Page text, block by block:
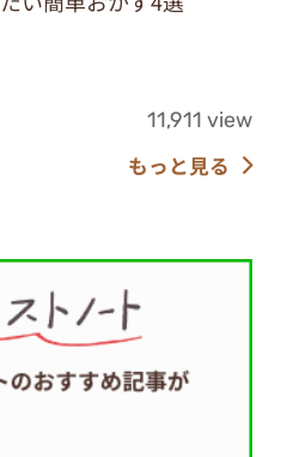
11,911 view
もっと見る